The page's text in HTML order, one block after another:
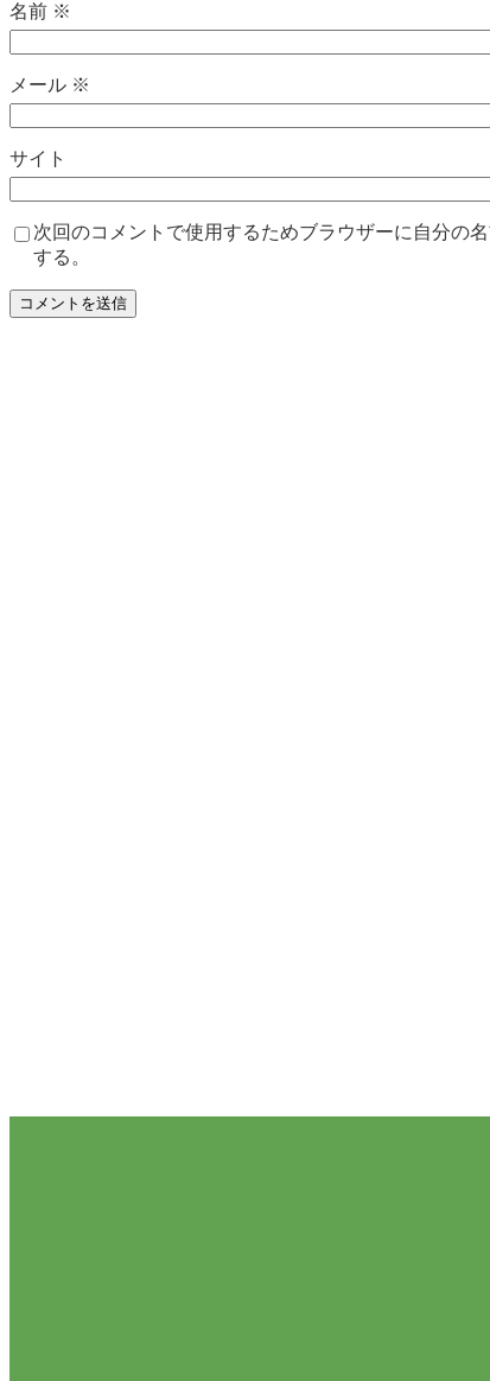
名前 ※
メール ※
サイト
次回のコメントで使用するためブラウザーに自分の
する。